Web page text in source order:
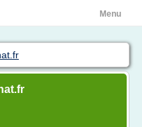
Menu